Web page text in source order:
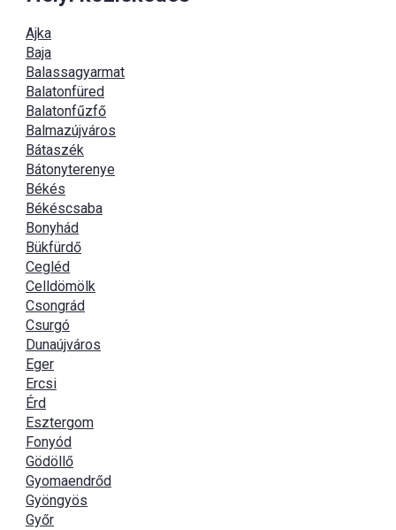
Ajka
Baja
Balassagyarmat
Balatonfüred
Balatonfűzfő
Balmazújváros
Bátaszék
Bátonyterenye
Békés
Békéscsaba
Bonyhád
Bükfürdő
Cegléd
Celldömölk
Csongrád
Csurgó
Dunaújváros
Eger
Ercsi
Érd
Esztergom
Fonyód
Gödöllő
Gyomaendrőd
Gyöngyös
Győr